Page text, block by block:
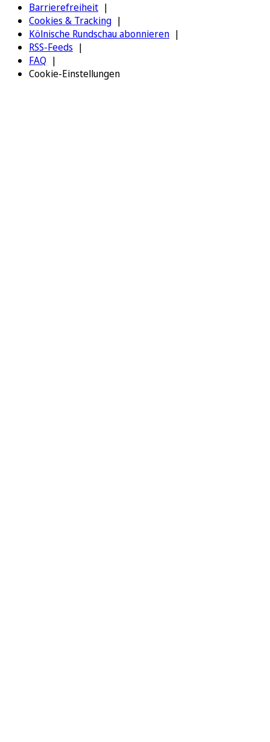
Barrierefreiheit
Cookies & Tracking
Kölnische Rundschau abonnieren
RSS-Feeds
FAQ
Cookie-Einstellungen